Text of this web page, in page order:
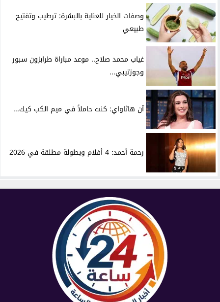
وصفات الخيار للعناية بالبشرة: ترطيب وتفتيح
طبيعي
غياب محمد صلاح.. موعد مباراة طرابزون سبور
وجوزتيبي...
آن هاثاواي: كنت حاملاً في ميم الكب كيك...
رحمة أحمد: 4 أفلام وبطولة مطلقة في 2026